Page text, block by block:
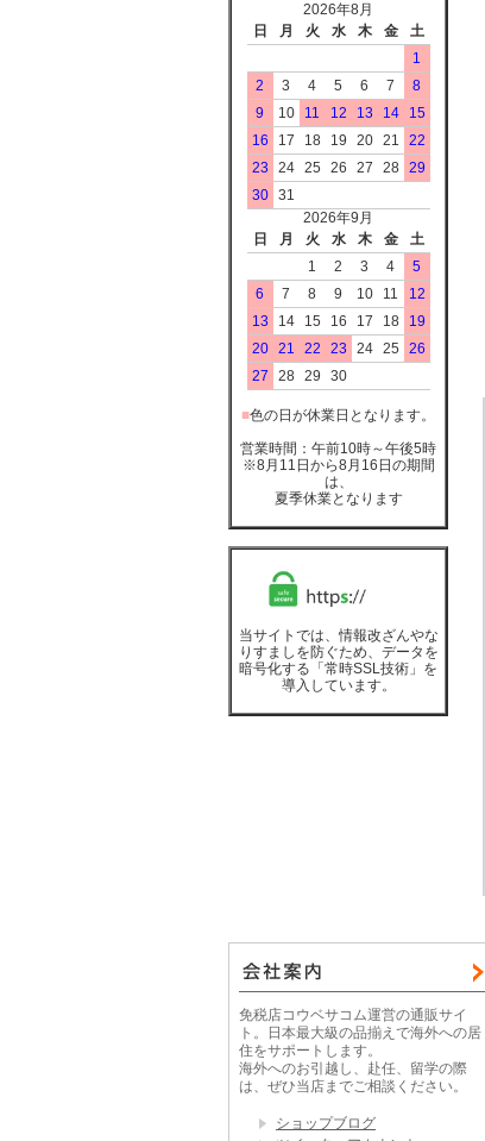
2026年8月
日
月 火 水 木 金
土
1
2
3 4 5 6 7
8
9
10 11 12 13 14
15
16
17 18 19 20 21
22
23
24 25 26 27 28
29
30
31
2026年9月
日
月 火 水 木 金
土
1
2 3 4
5
6
7 8 9 10 11
12
13
14 15 16 17 18
19
20
21 22 23 24 25
26
27
28 29 30
■色の日が休業日となります。
営業時間：午前10時～午後5時
※8月11日から8月16日の期間
は、
夏季休業となります
当サイトでは、情報改ざんやな
りすましを防ぐため、データを
暗号化する「常時SSL技術」を
導入しています。
免税店コウベサコム運営の通販サイ
ト。日本最大級の品揃えで海外への居
住をサポートします。
海外へのお引越し、赴任、留学の際
は、ぜひ当店までご相談ください。
ショップブログ